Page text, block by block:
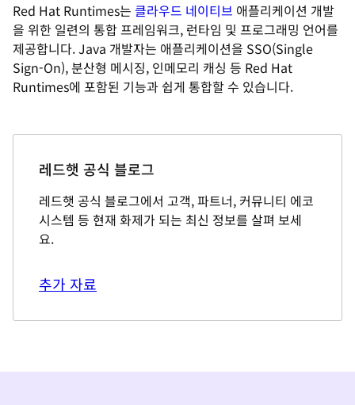
Red Hat Runtimes는 클라우드 네이티브 애플리케이션 개발
을 위한 일련의 통합 프레임워크, 런타임 및 프로그래밍 언어를
제공합니다. Java 개발자는 애플리케이션을 SSO(Single
Sign-On), 분산형 메시징, 인메모리 캐싱 등 Red Hat
Runtimes에 포함된 기능과 쉽게 통합할 수 있습니다.
레드햇 공식 블로그
레드햇 공식 블로그에서 고객, 파트너, 커뮤니티 에코
시스템 등 현재 화제가 되는 최신 정보를 살펴 보세
요.
추가 자료